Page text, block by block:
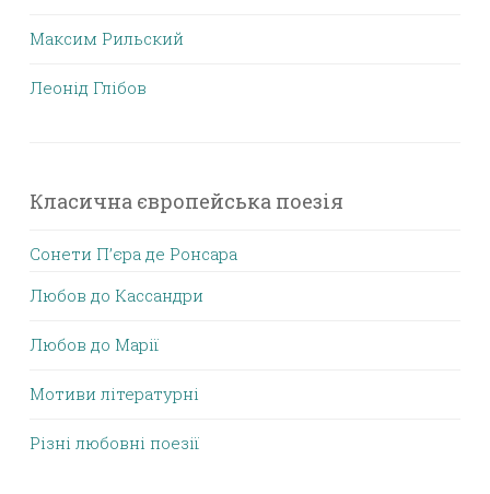
Максим Рильский
Леонід Глібов
Класична європейська поезія
Сонети П’єра де Ронсара
Любов до Кассандри
Любов до Марії
Мотиви літературні
Різні любовні поезії